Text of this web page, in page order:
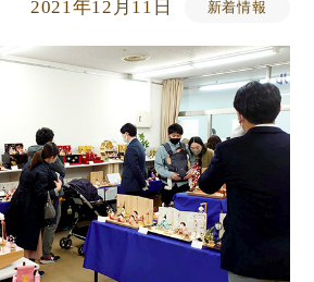
2021年12月11日 新着情報